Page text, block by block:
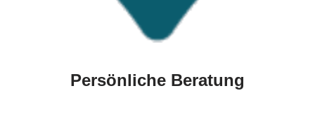
Persönliche Beratung